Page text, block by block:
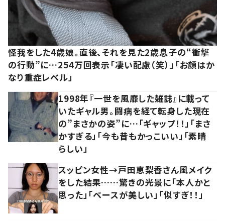
怪我をした4歳娘。直後、それを見た2歳息子の“衝撃
の行動”に…254万回表示「凄い配慮（笑）」「お顔はか
なり重症レベル」
1998年『一世を風靡した雑誌』に載って
いたギャル男。闘病を経て転身した現在
の”まさかの姿”に…「ギャップ！！」「まさ
かすぎる」「今も昔もかっこいい」「素晴
らしい」
スッピン女性→戸田恵梨香さん風メイク
をした結果……驚きの光景に「本人かと
思った」「ベースが美しい」「似すぎ！！」